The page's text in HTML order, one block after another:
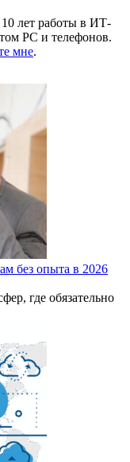
10 лет работы в ИТ-
PC и телефонов.
мне.
без опыта в 2026
где обязательно